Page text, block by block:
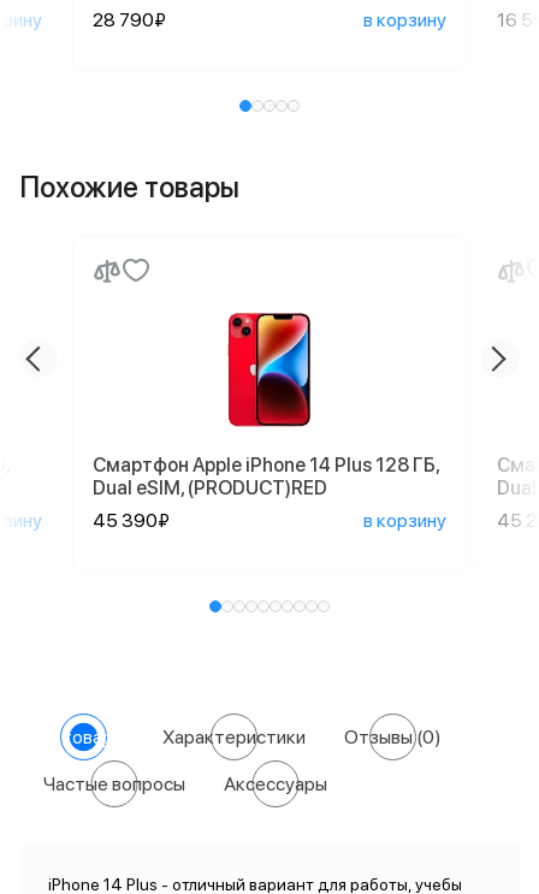
28 790₽
в корзину 16
Похожие товары
Смартфон Apple iPhone 14 Plus 128 ГБ,
Dual еSIM, (PRODUCT)RED
45 390₽
в корзину
45
О товаре Характеристики Отзывы(0)
Частые вопросы Аксессуары
iPhone 14 Plus - отличный вариант для работы, учебы